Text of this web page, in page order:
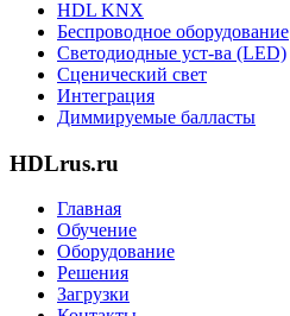
HDL KNX
Беспроводное оборудование
Светодиодные уст-ва (LED)
Сценический свет
Интеграция
Диммируемые балласты
HDLrus.ru
Главная
Обучение
Оборудование
Решения
Загрузки